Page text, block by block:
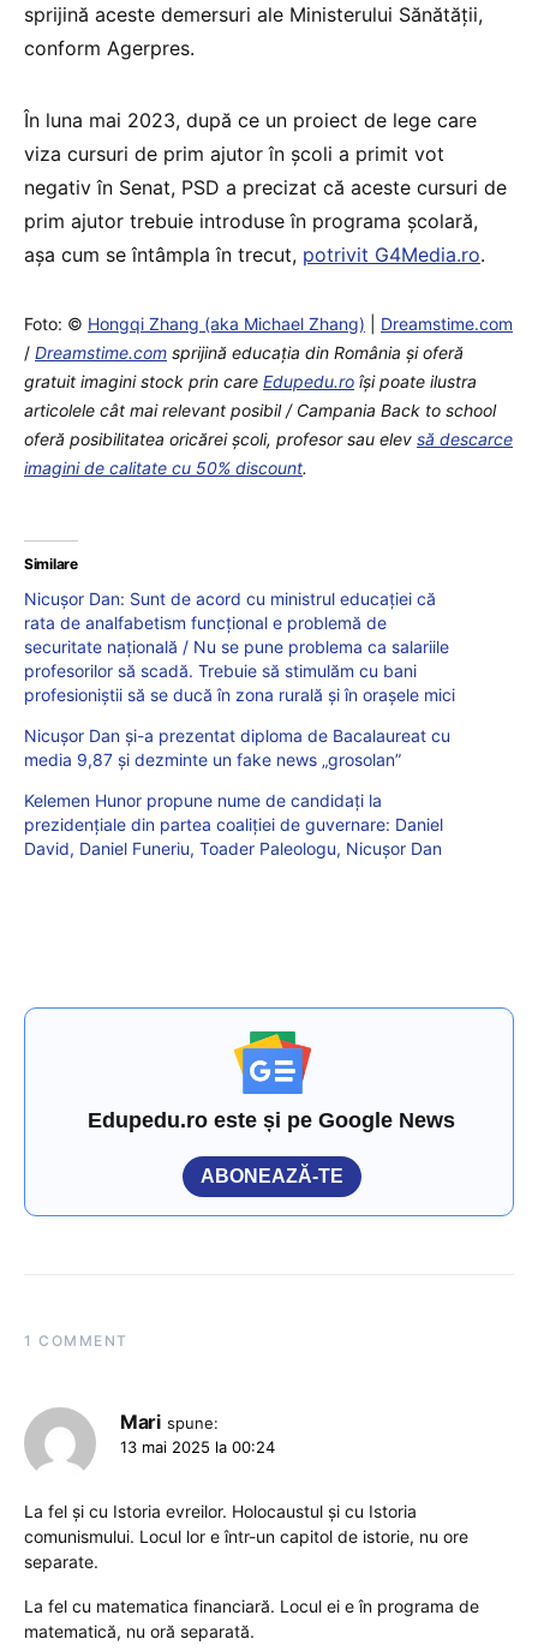
sprijină aceste demersuri ale Ministerului Sănătăţii,
conform Agerpres.
În luna mai 2023, după ce un proiect de lege care
viza cursuri de prim ajutor în școli a primit vot
negativ în Senat, PSD a precizat că aceste cursuri de
prim ajutor trebuie introduse în programa şcolară,
aşa cum se întâmpla în trecut, potrivit G4Media.ro.
Foto: © Hongqi Zhang (aka Michael Zhang)
Dreamstime.com
/ Dreamstime.com sprijină educaţia din România şi oferă
gratuit imagini stock prin care Edupedu.ro îşi poate ilustra
articolele cât mai relevant posibil / Campania Back to school
oferă posibilitatea oricărei școli, profesor sau elev să descarce
imagini de calitate cu 50% discount.
Similare
Nicușor Dan: Sunt de acord cu ministrul educației că
rata de analfabetism funcțional e problemă de
securitate națională / Nu se pune problema ca salariile
profesorilor să scadă. Trebuie să stimulăm cu bani
profesioniștii să se ducă în zona rurală și în orașele mici
Nicușor Dan și-a prezentat diploma de Bacalaureat cu
media 9,87 și dezminte un fake news „grosolan”
Kelemen Hunor propune nume de candidați la
prezidențiale din partea coaliției de guvernare: Daniel
David, Daniel Funeriu, Toader Paleologu, Nicușor Dan
Edupedu.ro este și pe Google News
ABONEAZĂ-TE
1 COMMENT
Mari spune:
13 mai 2025 la 00:24
La fel și cu Istoria evreilor. Holocaustul și cu Istoria
comunismului. Locul lor e într-un capitol de istorie, nu ore
separate.
La fel cu matematica financiară. Locul ei e în programa de
matematică, nu oră separată.